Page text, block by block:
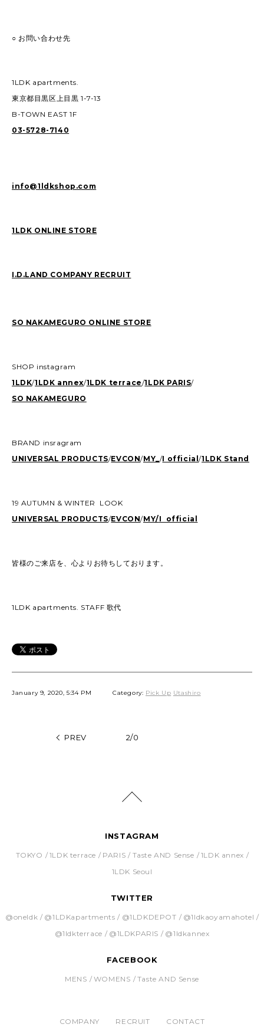
○ お問い合わせ先
1LDK apartments.
東京都目黒区上目黒 1-7-13
B-TOWN EAST 1F
03-5728-7140
info@1ldkshop.com
1LDK ONLINE STORE
I.D.LAND COMPANY RECRUIT
SO NAKAMEGURO ONLINE STORE
SHOP instagram
1LDK/1LDK annex/1LDK terrace/1LDK PARIS/
SO NAKAMEGURO
BRAND insragram
UNIVERSAL PRODUCTS/EVCON/MY_/I official/1LDK Stand
19 AUTUMN & WINTER LOOK
UNIVERSAL PRODUCTS/EVCON/MY/I official
皆様のご来店を、心よりお待ちしております。
1LDK apartments. STAFF 歌代
January 9, 2020, 5:34 PM Category: Pick Up Utashiro
PREV 2/0
INSTAGRAM
TOKYO 1LDK terrace PARIS Taste AND Sense
1LDK annex
1LDK Seoul
TWITTER
@oneldk @1LDKapartments @1LDKDEPOT
@1ldkaoyamahotel
@1ldkterrace
@1LDKPARIS @1ldkannex
FACEBOOK
MENS WOMENS Taste AND Sense
COMPANY RECRUIT CONTACT